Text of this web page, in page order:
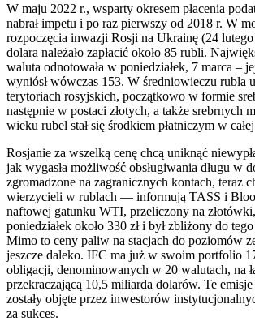
W maju 2022 r., wsparty okresem płacenia
nabrał impetu i po raz pierwszy od 2018 r. W
rozpoczęcia inwazji Rosji na Ukrainę (24
dolara należało zapłacić około 85 rubli.
waluta odnotowała w poniedziałek, 7 marca –
wyniósł wówczas 153. W średniowieczu rubla
terytoriach rosyjskich, początkowo w formie
następnie w postaci złotych, a także srebrnych
wieku rubel stał się środkiem płatniczym w
Rosjanie za wszelką cenę chcą uniknąć
jak wygasła możliwość obsługiwania długu w
zgromadzone na zagranicznych kontach, teraz
wierzycieli w rublach — informują TASS i
naftowej gatunku WTI, przeliczony na
poniedziałek około 330 zł i był zbliżony do
Mimo to ceny paliw na stacjach do poziomów
jeszcze daleko. IFC ma już w swoim portfolio
obligacji, denominowanych w 20 walutach, na
przekraczającą 10,5 miliarda dolarów. Te
zostały objęte przez inwestorów
za sukces.